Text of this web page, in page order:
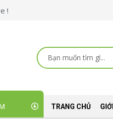
!
Search
...
TRANG CHỦ